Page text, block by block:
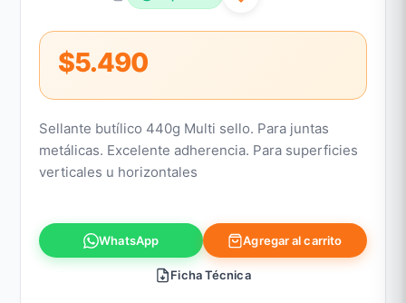
$5.490
Sellante butílico 440g Multi sello. Para juntas
metálicas. Excelente adherencia. Para superficies
verticales u horizontales
WhatsApp Agregar al carrito
Ficha Técnica